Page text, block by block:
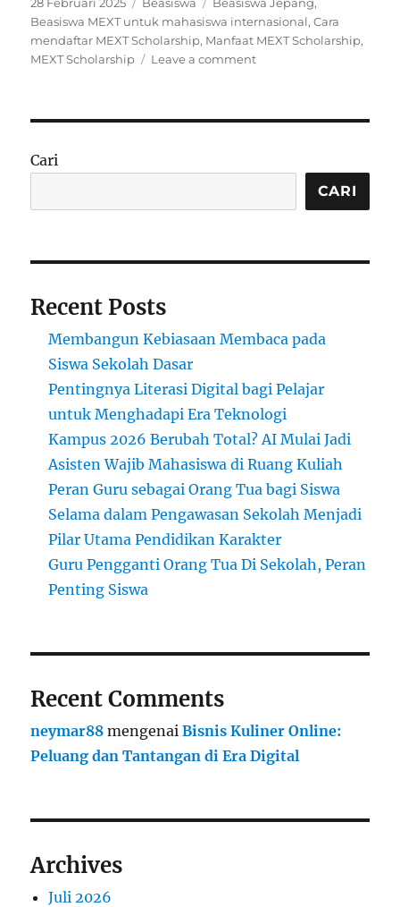
on
Beasiswa MEXT untuk mahasiswa internasional,Cara
mendaftar MEXT Scholarship, Manfaat MEXT Scholarship,
MEXT Scholarship
Leave a commenton
Pemerintah
untuk
Cari
CARI
Recent Posts
Membangun Kebiasaan Membaca pada
Siswa Sekolah Dasar
Pentingnya Literasi Digital bagi Pelajar
untuk Menghadapi Era Teknologi
Kampus 2026 Berubah Total? AI Mulai Jadi
Asisten Wajib Mahasiswa di Ruang Kuliah
Peran Guru sebagai Orang Tua bagi Siswa
Selama dalam Pengawasan Sekolah Menjadi
Pilar Utama Pendidikan Karakter
Guru Pengganti Orang Tua Di Sekolah, Peran
Penting Siswa
Recent Comments
neymar88 mengenaiBisnis Kuliner Online:
Peluang dan Tantangan di Era Digital
Archives
Juli 2026